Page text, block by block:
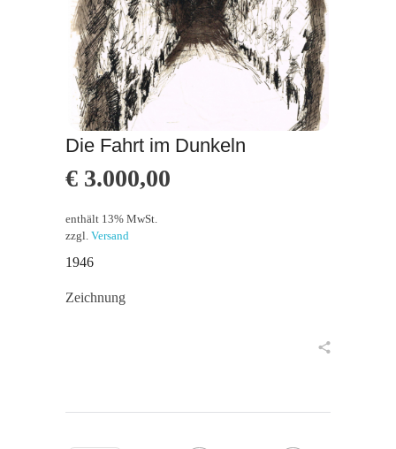
Die Fahrt im Dunkeln
€ 3.000,00
enthält 13% MwSt.
zzgl. Versand
1946
Zeichnung